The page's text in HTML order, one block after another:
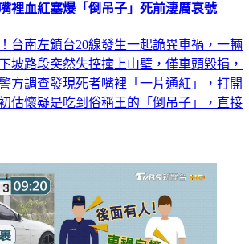
裡血紅塞爆「倒吊子」死前淒厲哀號
台南左鎮台20線發生一起詭異車禍，一輛
坡路段突然失控撞上山壁，僅車頭毀損，
方調查發現死者嘴裡「一片通紅」，打開
估懷疑是吃到俗稱王的「倒吊子」，直接